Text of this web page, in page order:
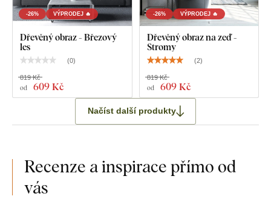
-26% VÝPRODEJ 🔥
Dřevěný obraz - Březový
les
(0)
od 609 Kč
819 Kč
-26% VÝPRODEJ 🔥
Dřevěný obraz na zeď -
Stromy
(2)
od 609 Kč
819 Kč
Načíst další produkty
Recenze a inspirace přímo od
vás